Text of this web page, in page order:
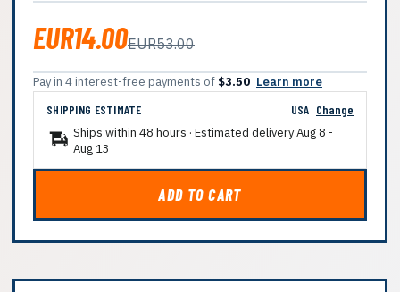
EUR14.00EUR53.00
Pay in 4 interest-free payments of $3.50 Learn more
SHIPPING ESTIMATE
USA Change
Ships within 48 hours · Estimated deliveryAug 8 -
Aug 13
ADD TO CART